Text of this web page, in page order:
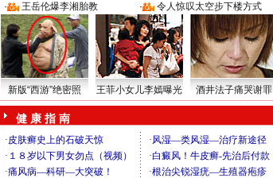
·
王岳伦爆李湘胎教 · 令人惊叹太空步下楼方式
新版“西游”绝密照 王菲小女儿李嫣曝光 酒井法子痛哭谢罪
健 康 指 南